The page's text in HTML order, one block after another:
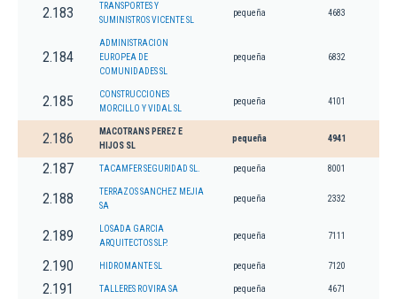
2.183
TRANSPORTES Y
SUMINISTROS VICENTE SL
pequeña 4683
2.184
ADMINISTRACION
EUROPEA DE
COMUNIDADES SL
pequeña 6832
2.185
CONSTRUCCIONES
MORCILLO Y VIDAL SL
pequeña 4101
2.186
MACOTRANS PEREZ E
HIJOS SL
pequeña 4941
2.187 TACAMFER SEGURIDAD SL. pequeña 8001
2.188
TERRAZOS SANCHEZ MEJIA
SA
pequeña 2332
2.189
LOSADA GARCIA
ARQUITECTOS SLP.
pequeña 7111
2.190 HIDROMANTE SL pequeña 7120
2.191 TALLERES ROVIRA SA pequeña 4671